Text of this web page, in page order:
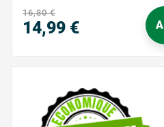
lisibles, pour des résultats...
16,80 €
14,99 €